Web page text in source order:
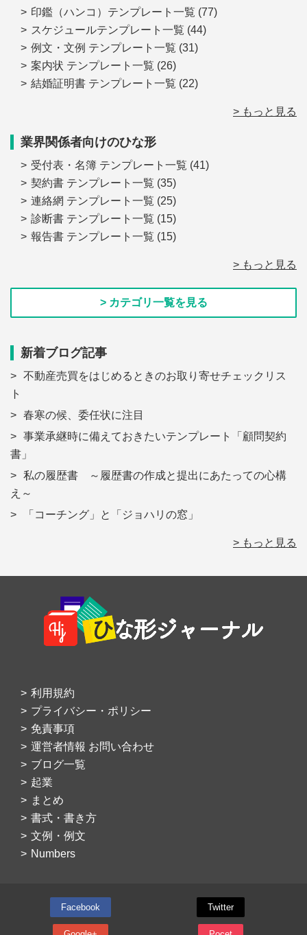
印鑑（ハンコ）テンプレート一覧 (77)
スケジュールテンプレート一覧 (44)
例文・文例 テンプレート一覧 (31)
案内状 テンプレート一覧 (26)
結婚証明書 テンプレート一覧 (22)
> もっと見る
業界関係者向けのひな形
受付表・名簿 テンプレート一覧 (41)
契約書 テンプレート一覧 (35)
連絡網 テンプレート一覧 (25)
診断書 テンプレート一覧 (15)
報告書 テンプレート一覧 (15)
> もっと見る
> カテゴリ一覧を見る
新着ブログ記事
不動産売買をはじめるときのお取り寄せチェックリス
ト
春寒の候、委任状に注目
事業承継時に備えておきたいテンプレート「顧問契約
書」
私の履歴書 ～履歴書の作成と提出にあたっての心構
え～
「コーチング」と「ジョハリの窓」
> もっと見る
Footer
利用規約
プライバシー・ポリシー
免責事項
運営者情報 お問い合わせ
ブログ一覧
起業
まとめ
書式・書き方
文例・例文
Numbers
Facebook Twitter